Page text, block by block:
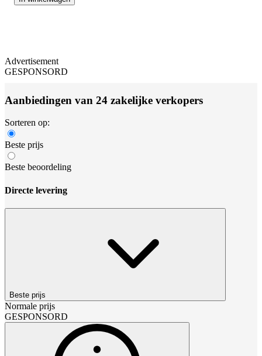
Advertisement
GESPONSORD
Aanbiedingen van 24 zakelijke verkopers
Sorteren op:
Beste prijs
Beste beoordeling
Directe levering
Beste prijs
Normale prijs
GESPONSORD